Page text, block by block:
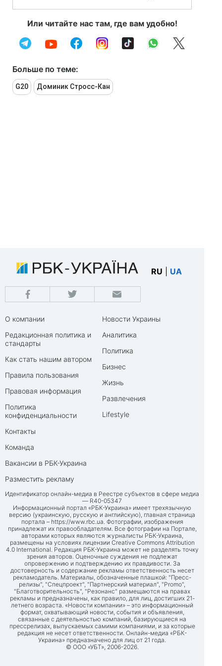
Или читайте нас там, где вам удобно!
Больше по теме:
G20 Доминик Стросс-Кан
RU UA
О компании
Редакционная политика и
стандарты
Как стать нашим автором
Правила пользования
Правовая информация
Политика
конфиденциальности
Контакты
Команда
Вакансии в РБК-Украина
Разместить рекламу
Новости Украины
Аналитика
Политика
Бизнес
Жизнь
Развлечения
Lifestyle
Идентификатор онлайн-медиа в Реестре субъектов в сфере медиа
— R40-05347
Информационный портал «РБК-Украина» имеет трехязычную
версию (украинскую, русскую и английскую), главная страница
портала – https://www.rbc.ua. Фотографии, изображения
принадлежат их правообладателям. Все фотографии на Портале,
авторами которых являются журналисты РБК-Украина,
размещены на условиях лицензии Creative Commons Attribution
4.0 International. Редакция РБК-Украина может не разделять точку
зрения авторов. Оценочные суждения не подлежат
опровержению и подтверждению их правдивости. За
достоверность и содержание рекламы ответственность несет
рекламодатель. Материалы, обозначенные плашкой: "Пресс-
релизы", "Спецпроект", "Партнерский материал", "Promo",
"Благотворительность", "Резонанс" размещаются на правах
рекламы и предназначены, как правило, для лиц, достигших 21-
летнего возраста. «Новости компании» – это информационный
формат, охватывающий новости, события и объявления,
связанные с деятельностью компаний, базирующиеся на
прессрелизах, выпускаемых самими компаниями, и за которые
редакция не несет ответственности. Онлайн-медиа «РБК-
Украина» предназначено для лиц от 21 года.
© ООО «УБТ», 2006-2026.